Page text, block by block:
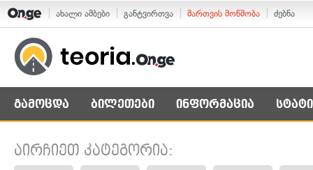
ახალი ამბები განტვირთვა მართვის მოწმობა ძებნა
გამოცდა ბილეთები ინფორმაცია
აირჩიეთ კატეგორია: